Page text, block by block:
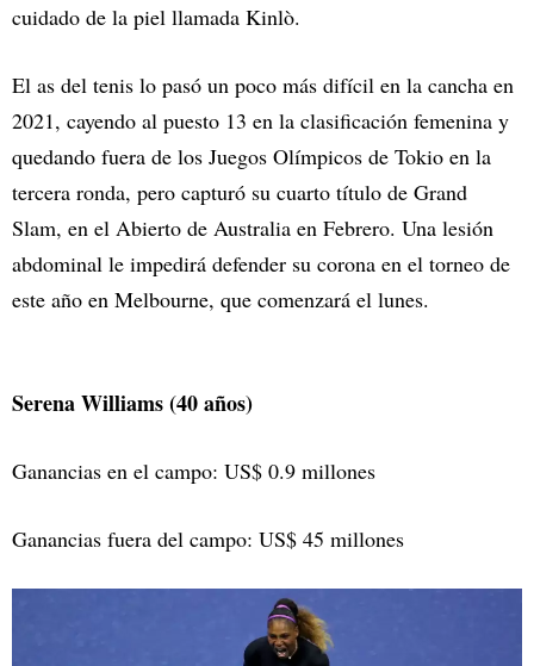
cuidado de la piel llamada Kinlò.
El as del tenis lo pasó un poco más difícil en la cancha en
2021, cayendo al puesto 13 en la clasificación femenina y
quedando fuera de los Juegos Olímpicos de Tokio en la
tercera ronda, pero capturó su cuarto título de Grand
Slam, en el Abierto de Australia en Febrero. Una lesión
abdominal le impedirá defender su corona en el torneo de
este año en Melbourne, que comenzará el lunes.
Serena Williams (40 años)
Ganancias en el campo: US$ 0.9 millones
Ganancias fuera del campo: US$ 45 millones